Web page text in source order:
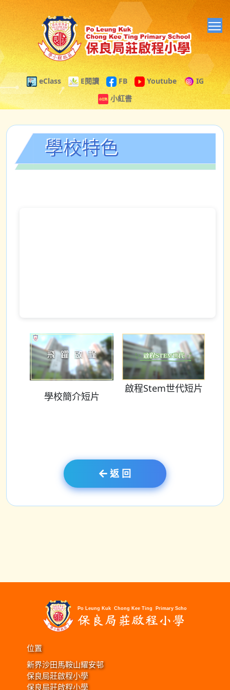
eClass E閱讀 FB Youtube
IG
小紅書
學校特色
學校簡介短片
啟程Stem世代短片
返 回
位置
新界沙田馬鞍山耀安邨
保良局莊啟程小學
保良局莊啟程小學